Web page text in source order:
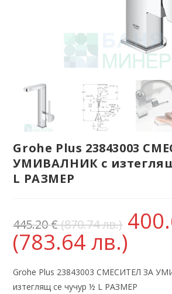
Grohe Plus 23843003
УМИВАЛНИК с
L РАЗМЕР
445.20€(870.74 лв.)
(783.64 лв.)
Grohe Plus 23843003 СМЕСИТЕЛ ЗА
изтеглящ се чучур ½ L РАЗМЕР